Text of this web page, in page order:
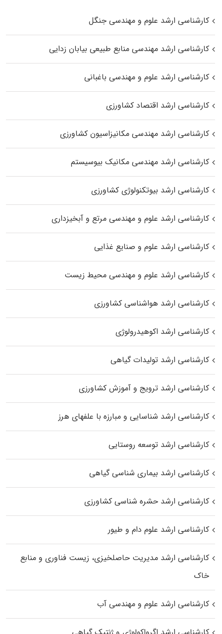
کارشناسی ارشد علوم و مهندسی جنگل
کارشناسی ارشد مهندسی منابع طبیعی بیابان زدایی
کارشناسی ارشد علوم و مهندسی باغبانی
کارشناسی ارشد اقتصاد کشاورزی
کارشناسی ارشد مهندسی مکانیزاسیون کشاورزی
کارشناسی ارشد مهندسی مکانیک بیوسیستم
کارشناسی ارشد بیوتکنولوژی کشاورزی
کارشناسی ارشد علوم و مهندسی مرتع و آبخیزداری
کارشناسی ارشد علوم و صنایع غذایی
کارشناسی ارشد علوم و مهندسی محیط زیست
کارشناسی ارشد هواشناسی کشاورزی
کارشناسی ارشد اکوهیدرولوژی
کارشناسی ارشد تولیدات گیاهی
کارشناسی ارشد ترویج و آموزش کشاورزی
کارشناسی ارشد شناسایی و مبارزه با علفهای هرز
کارشناسی ارشد توسعه روستایی
کارشناسی ارشد بیماری‌ شناسی گیاهی
کارشناسی ارشد حشره‌ شناسی کشاورزی
کارشناسی ارشد علوم دام و طیور
کارشناسی ارشد مدیریت حاصلخیزی، زیست فناوری و منابع
خاک
کارشناسی ارشد علوم و مهندسی آب